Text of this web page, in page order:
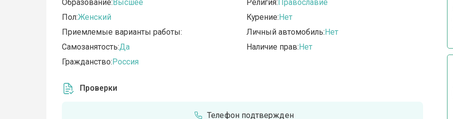
Образование:Высшее
Пол:Женский
Приемлемые варианты работы:
Самозанятость:Да
Гражданство:Россия
Религия:Православие
Курение:Нет
Личный автомобиль:Нет
Наличие прав:Нет
Проверки
Телефон подтвержден